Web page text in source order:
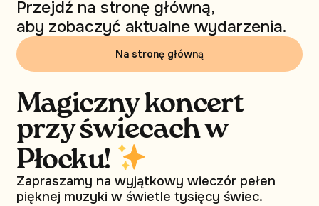
Przejdź na stronę główną,
aby zobaczyć aktualne wydarzenia.
Na stronę główną
Magiczny koncert
przy świecach w
Płocku!
Zapraszamy na wyjątkowy wieczór pełen
pięknej muzyki w świetle tysięcy świec.